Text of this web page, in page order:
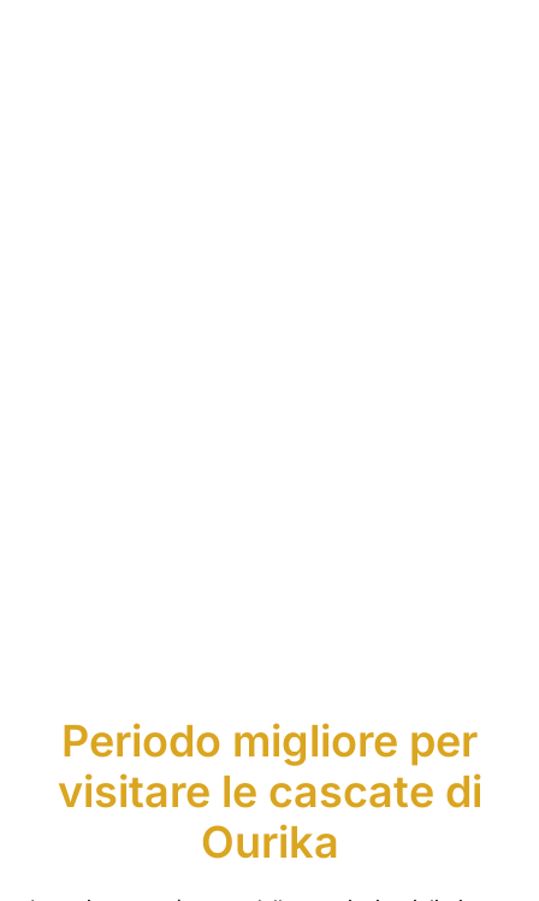
Periodo migliore per
visitare le cascate di
Ourika